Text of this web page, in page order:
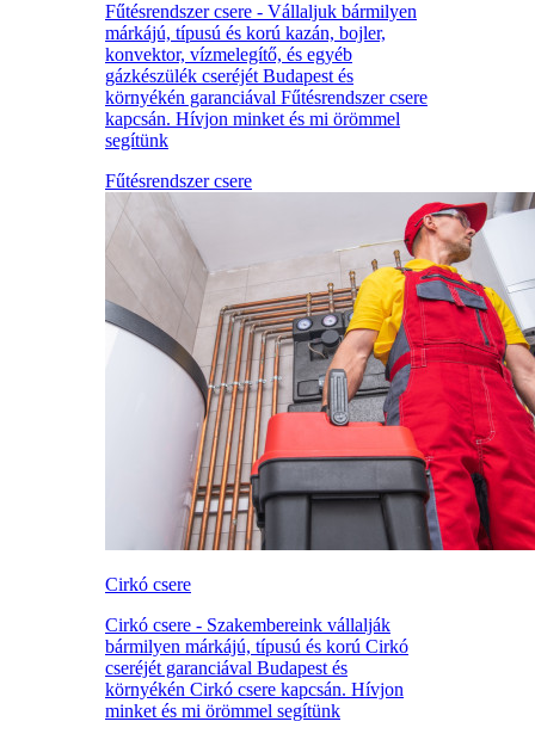
Fűtésrendszer csere - Vállaljuk bármilyen
márkájú, típusú és korú kazán, bojler,
konvektor, vízmelegítő, és egyéb
gázkészülék cseréjét Budapest és
környékén garanciával Fűtésrendszer csere
kapcsán. Hívjon minket és mi örömmel
segítünk
Fűtésrendszer csere
Cirkó csere
Cirkó csere - Szakembereink vállalják
bármilyen márkájú, típusú és korú Cirkó
cseréjét garanciával Budapest és
környékén Cirkó csere kapcsán. Hívjon
minket és mi örömmel segítünk